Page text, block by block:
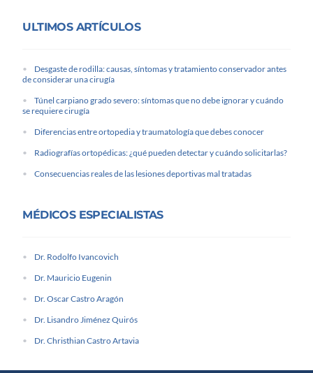
ULTIMOS ARTÍCULOS
Desgaste de rodilla: causas, síntomas y tratamiento conservador antes
de considerar una cirugía
Túnel carpiano grado severo: síntomas que no debe ignorar y cuándo
se requiere cirugía
Diferencias entre ortopedia y traumatología que debes conocer
Radiografías ortopédicas: ¿qué pueden detectar y cuándo solicitarlas?
Consecuencias reales de las lesiones deportivas mal tratadas
MÉDICOS ESPECIALISTAS
Dr. Rodolfo Ivancovich
Dr. Mauricio Eugenin
Dr. Oscar Castro Aragón
Dr. Lisandro Jiménez Quirós
Dr. Christhian Castro Artavia